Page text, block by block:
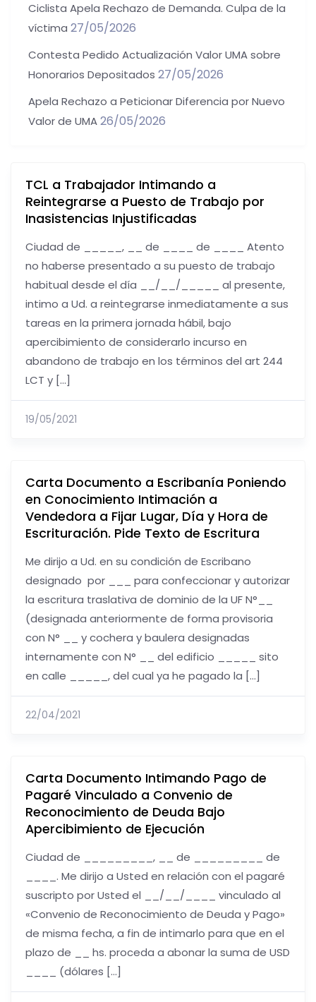
TCL a Trabajador Intimando a
Reintegrarse a Puesto de Trabajo por
Inasistencias Injustificadas
Ciudad de _____, __ de ____ de ____ Atento
no haberse presentado a su puesto de trabajo
habitual desde el día __/__/_____ al presente,
intimo a Ud. a reintegrarse inmediatamente a sus
tareas en la primera jornada hábil, bajo
apercibimiento de considerarlo incurso en
abandono de trabajo en los términos del art 244
LCT y […]
19/05/2021
Carta Documento a Escribanía Poniendo
en Conocimiento Intimación a
Vendedora a Fijar Lugar, Día y Hora de
Escrituración. Pide Texto de Escritura
Me dirijo a Ud. en su condición de Escribano
designado por ___ para confeccionar y autorizar
la escritura traslativa de dominio de la UF N°__
(designada anteriormente de forma provisoria
con N° __ y cochera y baulera designadas
internamente con N° __ del edificio _____ sito
en calle _____, del cual ya he pagado la […]
22/04/2021
Carta Documento Intimando Pago de
Pagaré Vinculado a Convenio de
Reconocimiento de Deuda Bajo
Apercibimiento de Ejecución
Ciudad de _________, __ de _________ de
____. Me dirijo a Usted en relación con el pagaré
suscripto por Usted el __/__/____ vinculado al
«Convenio de Reconocimiento de Deuda y Pago»
de misma fecha, a fin de intimarlo para que en el
plazo de __ hs. proceda a abonar la suma de USD
____ (dólares […]
Ciclista Apela Rechazo de Demanda. Culpa de la
víctima 27/05/2026
Contesta Pedido Actualización Valor UMA sobre
Honorarios Depositados 27/05/2026
Apela Rechazo a Peticionar Diferencia por Nuevo
Valor de UMA26/05/2026